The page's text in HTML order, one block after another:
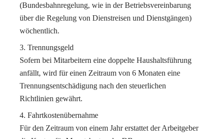
(Bundesbahnregelung, wie in der Betriebsvereinbarung
über die Regelung von Dienstreisen und Dienstgängen)
wöchentlich.
Trennungsgeld
Sofern bei Mitarbeitern eine doppelte Haushaltsführung
anfällt, wird für einen Zeitraum von 6 Monaten eine
Trennungsentschädigung nach den steuerlichen
Richtlinien gewährt.
Fahrtkostenübernahme
Für den Zeitraum von einem Jahr erstattet der Arbeitgeber